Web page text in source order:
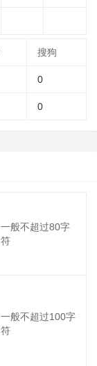
搜狗
0
0
一般不超过80字
符
一般不超过100字
符